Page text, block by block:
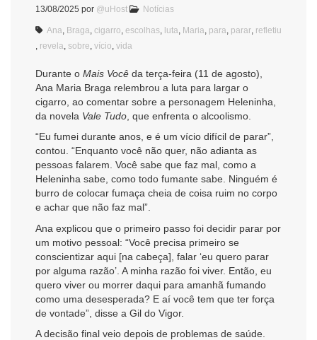
13/08/2025 por @uHost Notícias
Ana Braga cigarro escolhas luta Maria para parar refletiu
revela sobre vício vida
Durante o Mais Você da terça-feira (11 de agosto),
Ana Maria Braga relembrou a luta para largar o
cigarro, ao comentar sobre a personagem Heleninha,
da novela Vale Tudo , que enfrenta o alcoolismo.
“Eu fumei durante anos, e é um vício difícil de parar”,
contou. “Enquanto você não quer, não adianta as
pessoas falarem. Você sabe que faz mal, como a
Heleninha sabe, como todo fumante sabe. Ninguém é
burro de colocar fumaça cheia de coisa ruim no corpo
e achar que não faz mal”.
Ana explicou que o primeiro passo foi decidir parar por
um motivo pessoal: “Você precisa primeiro se
conscientizar aqui [na cabeça], falar ‘eu quero parar
por alguma razão’. A minha razão foi viver. Então, eu
quero viver ou morrer daqui para amanhã fumando
como uma desesperada? E aí você tem que ter força
de vontade”, disse a Gil do Vigor.
A decisão final veio depois de problemas de saúde.